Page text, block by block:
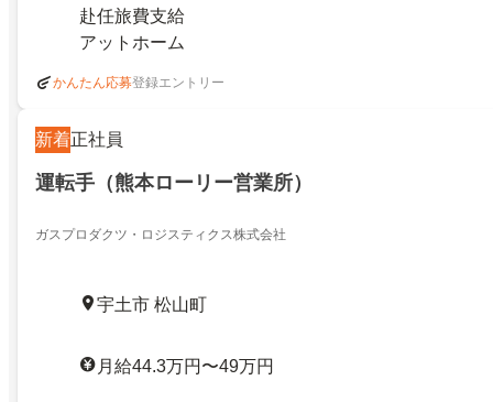
赴任旅費支給
アットホーム
かんたん応募登録エントリー
新着正社員
運転手（熊本ローリー営業所）
ガスプロダクツ・ロジスティクス株式会社
宇土市 松山町
月給44.3万円〜49万円